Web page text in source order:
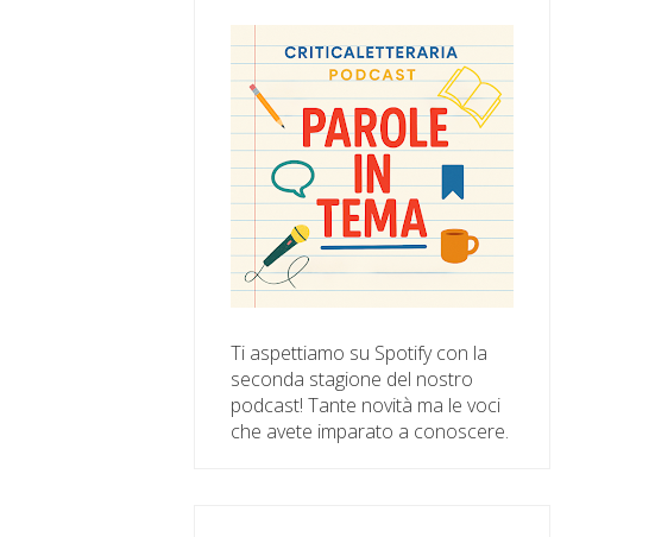
Ti aspettiamo su Spotify con la
seconda stagione del nostro
podcast! Tante novità ma le voci
che avete imparato a conoscere.